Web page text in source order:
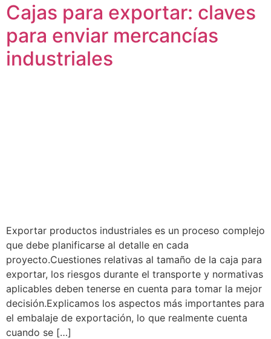
Cajas para exportar: claves
para enviar mercancías
industriales
Exportar productos industriales es un proceso complejo
que debe planificarse al detalle en cada
proyecto.Cuestiones relativas al tamaño de la caja para
exportar, los riesgos durante el transporte y normativas
aplicables deben tenerse en cuenta para tomar la mejor
decisión.Explicamos los aspectos más importantes para
el embalaje de exportación, lo que realmente cuenta
cuando se […]